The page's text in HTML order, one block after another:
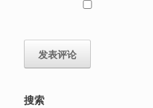
搜索